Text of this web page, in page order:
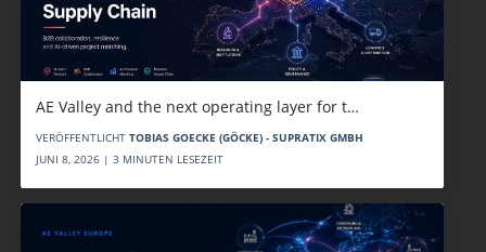
AE Valley and the next operating layer for t…
VERÖFFENTLICHT TOBIAS GOECKE (GÖCKE) - SUPRATIX GMBH
JUNI 8, 2026 | 3 MINUTEN LESEZEIT